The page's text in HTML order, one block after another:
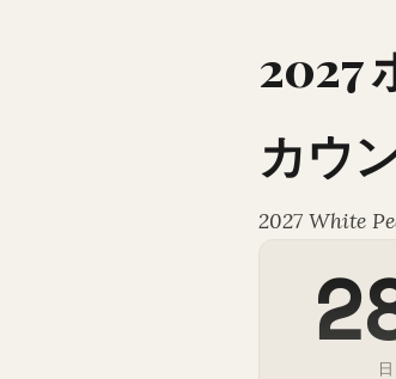
2027
カウ
2027 White
日